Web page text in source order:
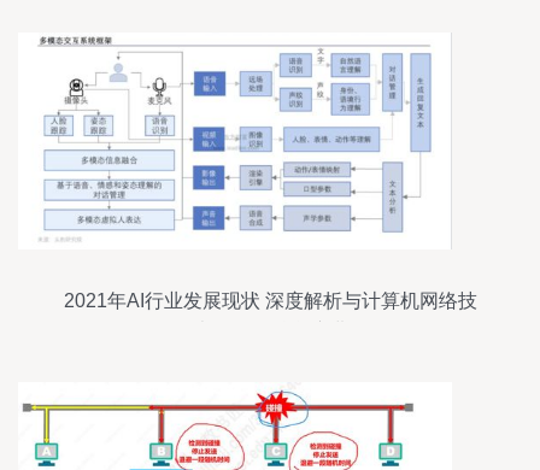
2021年AI行业发展现状 深度解析与计算机网络技